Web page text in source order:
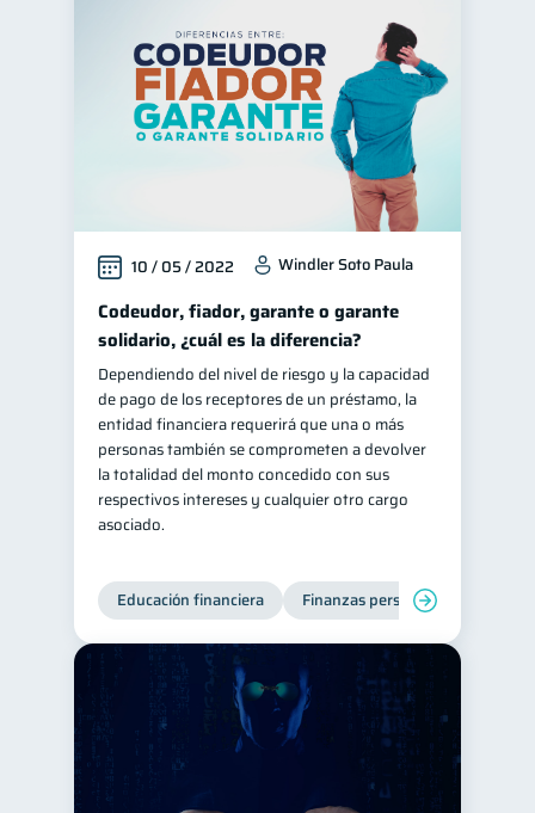
10 / 05 / 2022 Windler Soto Paula
Codeudor, fiador, garante o garante
solidario, ¿cuál es la diferencia?
Dependiendo del nivel de riesgo y la capacidad
de pago de los receptores de un préstamo, la
entidad financiera requerirá que una o más
personas también se comprometen a devolver
la totalidad del monto concedido con sus
respectivos intereses y cualquier otro cargo
asociado.
Educación financiera Finanzas personales